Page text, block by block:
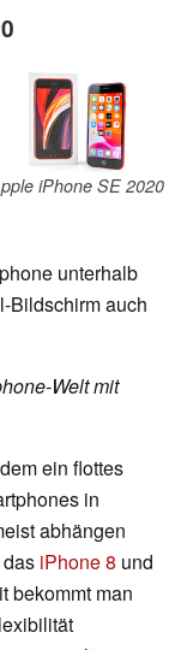
iPhone SE 2020
unterhalb
Bildschirm auch
Welt mit
ein flottes
in
abhängen
iPhone 8 und
bekommt man